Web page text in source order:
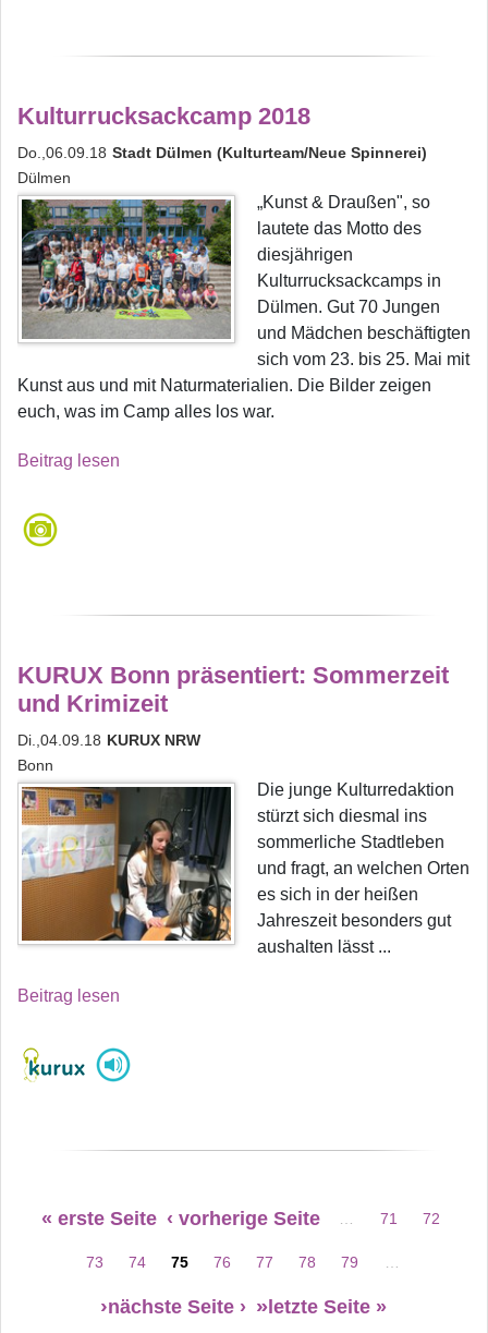
Kulturrucksackcamp 2018
Do.,06.09.18 Stadt Dülmen (Kulturteam/Neue Spinnerei)
Dülmen
„Kunst & Draußen", so
lautete das Motto des
diesjährigen
Kulturrucksackcamps in
Dülmen. Gut 70 Jungen
und Mädchen beschäftigten
sich vom 23. bis 25. Mai mit
Kunst aus und mit Naturmaterialien. Die Bilder zeigen
euch, was im Camp alles los war.
Beitrag lesen
KURUX Bonn präsentiert: Sommerzeit
und Krimizeit
Di.,04.09.18 KURUX NRW
Bonn
Die junge Kulturredaktion
stürzt sich diesmal ins
sommerliche Stadtleben
und fragt, an welchen Orten
es sich in der heißen
Jahreszeit besonders gut
aushalten lässt ...
Beitrag lesen
Seitennummerierung
Erste Seite
« erste Seite Vorherige Seite
‹ vorherige Seite Seite
71
Seite
72
Seite
73
Seite
74
Seite
75
Seite
76
Seite
77
Seite
78
Seite
79
nächste Seite › letzte Seite »